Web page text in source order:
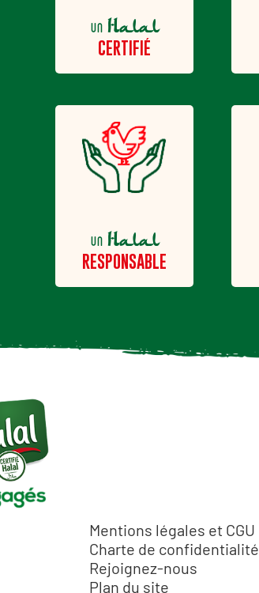
un Halal
CERTIFIÉ
un Halal
RESPONSABLE
Mentions légales et CGU
Charte de confidentialité
Rejoignez-nous
Plan du site